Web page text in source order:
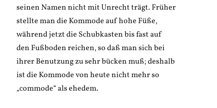
seinen Namen nicht mit Unrecht trägt. Früher
stellte man die Kommode auf hohe Füße,
während jetzt die Schubkasten bis fast auf
den Fußboden reichen, so daß man sich bei
ihrer Benutzung zu sehr bücken muß; deshalb
ist die Kommode von heute nicht mehr so
„commode“ als ehedem.